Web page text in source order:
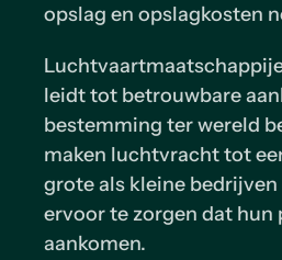
opslag en opslagkosten
leidt tot betrouwbare
bestemming ter wereld
maken luchtvracht tot
grote als kleine
ervoor te zorgen dat
aankomen.